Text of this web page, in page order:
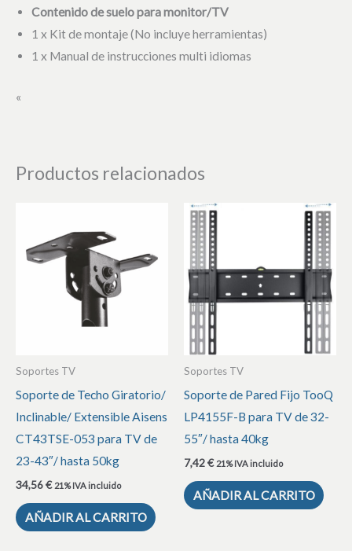
Contenido de suelo para monitor/TV
1 x Kit de montaje (No incluye herramientas)
1 x Manual de instrucciones multi idiomas
«
Productos relacionados
Soportes TV
Soporte de Techo Giratorio/
Inclinable/ Extensible Aisens
CT43TSE-053 para TV de
23-43″/ hasta 50kg
34,56€ 21% IVA incluido
AÑADIR AL CARRITO
Soportes TV
Soporte de Pared Fijo TooQ
LP4155F-B para TV de 32-
55″/ hasta 40kg
7,42€ 21% IVA incluido
AÑADIR AL CARRITO